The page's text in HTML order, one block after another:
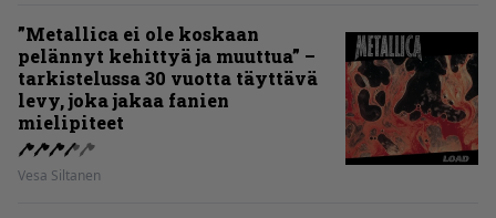
”Metallica ei ole koskaan
pelännyt kehittyä ja muuttua” –
tarkistelussa 30 vuotta täyttävä
levy, joka jakaa fanien
mielipiteet
Vesa Siltanen